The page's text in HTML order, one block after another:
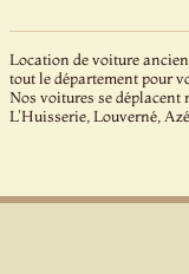
Location de voiture
tout le département pour
Nos voitures se déplacent
L'Huisserie, Louverné,